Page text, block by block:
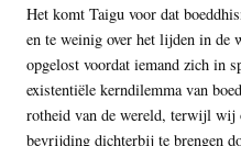
Het komt Taigu voor dat
en te weinig over het lijden in de
opgelost voordat iemand zich in
existentiële kerndilemma van
rotheid van de wereld, terwijl wij
bevrijding dichterbij te brengen